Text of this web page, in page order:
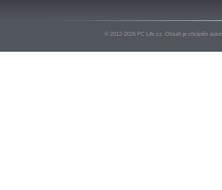
© 2012-2026 PC Life.cz. Obsah je chráněn